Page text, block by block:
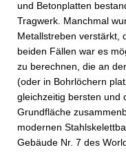
und Betonplatten
Tragwerk. Manchmal
Metallstreben verstärkt,
beiden Fällen war es
zu berechnen, die an
(oder in Bohrlöchern
gleichzeitig bersten und
Grundfläche
modernen
Gebäude Nr. 7 des